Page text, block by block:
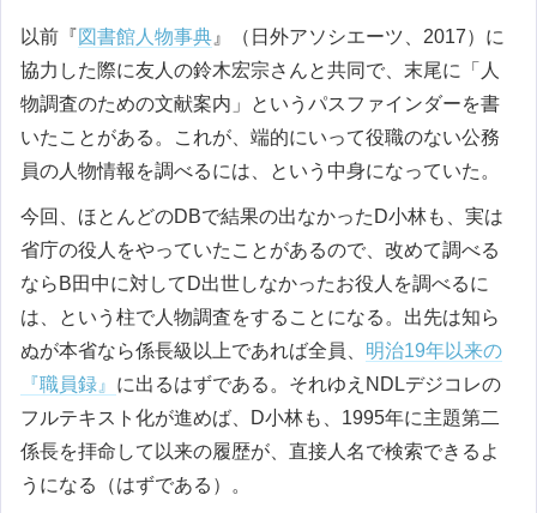
以前『図書館人物事典』（日外アソシエーツ、2017）に
協力した際に友人の鈴木宏宗さんと共同で、末尾に「人
物調査のための文献案内」というパスファインダーを書
いたことがある。これが、端的にいって役職のない公務
員の人物情報を調べるには、という中身になっていた。
今回、ほとんどのDBで結果の出なかったD小林も、実は
省庁の役人をやっていたことがあるので、改めて調べる
ならB田中に対してD出世しなかったお役人を調べるに
は、という柱で人物調査をすることになる。出先は知ら
ぬが本省なら係長級以上であれば全員、 明治19年以来の
『職員録』 に出るはずである。それゆえNDLデジコレの
フルテキスト化が進めば、D小林も、1995年に主題第二
係長を拝命して以来の履歴が、直接人名で検索できるよ
うになる（はずである）。